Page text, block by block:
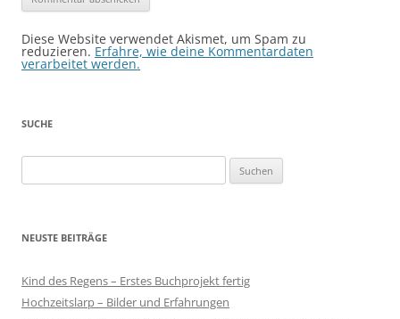
Diese Website verwendet Akismet, um Spam zu
reduzieren. Erfahre, wie deine Kommentardaten
verarbeitet werden.
SUCHE
nach:
NEUSTE BEITRÄGE
Kind des Regens – Erstes Buchprojekt fertig
Hochzeitslarp – Bilder und Erfahrungen